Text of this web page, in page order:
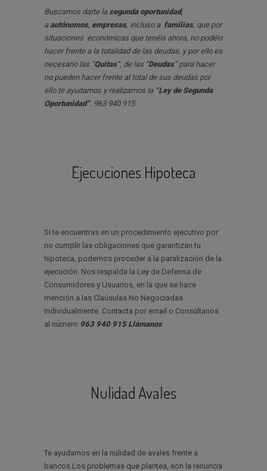
Buscamos darte la segunda oportunidad,
a autónomos, empresas, incluso a familias, que por
situaciones económicas que tenéis ahora, no podéis
hacer frente a la totalidad de las deudas, y por ello es
necesario las “Quitas“, de las “Deudas” para hacer
no pueden hacer frente al total de sus deudas por
ello te ayudamos y realizamos la “Ley de Segunda
Oportunidad”. 963 940 915
Ejecuciones Hipoteca
Si te encuentras en un procedimiento ejecutivo por
no cumplir las obligaciones que garantizan tu
hipoteca, podemos proceder a la paralización de la
ejecución. Nos respalda la Ley de Defensa de
Consumidores y Usuarios, en la que se hace
mención a las Claúsulas No Negociadas
Individualmente. Contacta por email o Consúltanos
al número 963 940 915 Llámanos
Nulidad Avales
Te ayudamos en la nulidad de avales frente a
bancos.Los problemas que plantea, son la renuncia